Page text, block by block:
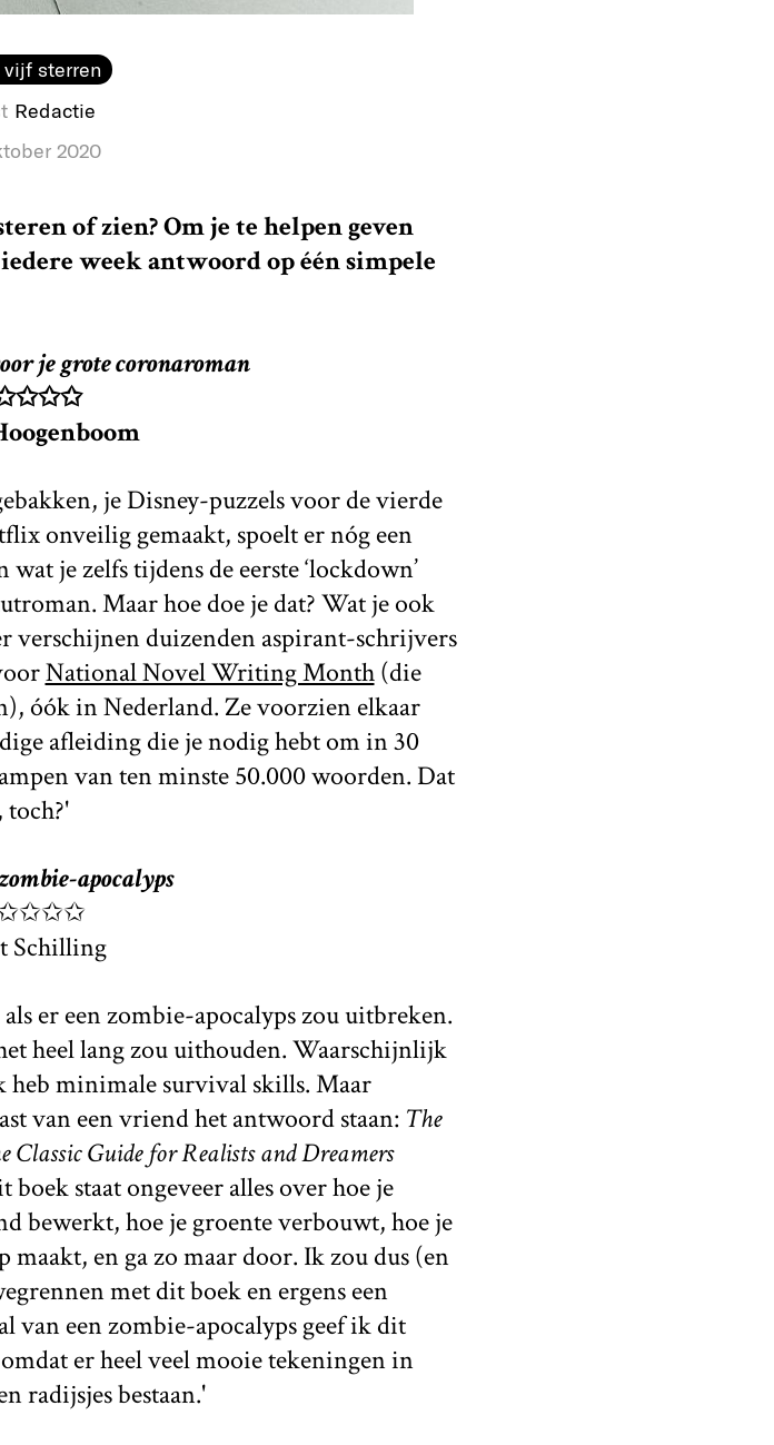
sterren
Redactie
2020
of zien? Om je te helpen geven
week antwoord op één simpele
je grote coronaroman
je Disney-puzzels voor de vierde
onveilig gemaakt, spoelt er nóg een
je zelfs tijdens de eerste ‘lockdown’
Maar hoe doe je dat? Wat je ook
verschijnen duizenden aspirant-schrijvers
National Novel Writing Month(die
óók in Nederland. Ze voorzien elkaar
afleiding die je nodig hebt om in 30
van ten minste 50.000 woorden. Dat
toch?'
apocalyps
Schilling
er een zombie-apocalyps zou uitbreken.
heel lang zou uithouden. Waarschijnlijk
heb minimale survival skills. Maar
van een vriend het antwoord staan: The
Guide for Realists and Dreamers
staat ongeveer alles over hoe je
bewerkt, hoe je groente verbouwt, hoe je
en ga zo maar door. Ik zou dus (en
met dit boek en ergens een
van een zombie-apocalyps geef ik dit
er heel veel mooie tekeningen in
radijsjes bestaan.'